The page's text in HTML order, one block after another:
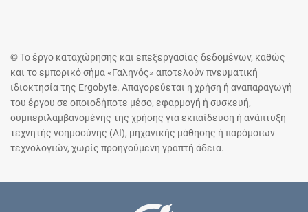
© Το έργο καταχώρησης και επεξεργασίας δεδομένων, καθώς
και το εμπορικό σήμα «Γαληνός» αποτελούν πνευματική
ιδιοκτησία της Ergobyte. Απαγορεύεται η χρήση ή αναπαραγωγή
του έργου σε οποιοδήποτε μέσο, εφαρμογή ή συσκευή,
συμπεριλαμβανομένης της χρήσης για εκπαίδευση ή ανάπτυξη
τεχνητής νοημοσύνης (AI), μηχανικής μάθησης ή παρόμοιων
τεχνολογιών, χωρίς προηγούμενη γραπτή άδεια.